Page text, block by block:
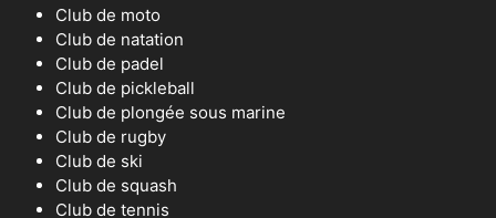
Club de moto
Club de natation
Club de padel
Club de pickleball
Club de plongée sous marine
Club de rugby
Club de ski
Club de squash
Club de tennis